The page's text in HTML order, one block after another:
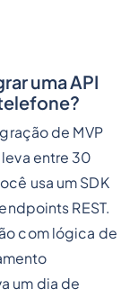
uma API
de MVP
leva entre 30
usa um SDK
REST.
com lógica de
um dia de